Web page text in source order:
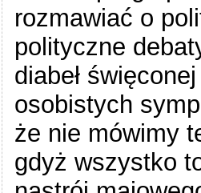
rozmawiać o
polityczne
diabeł
osobistych
że nie mówimy
gdyż wszystko